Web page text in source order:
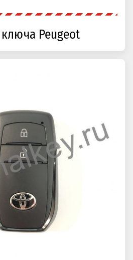
Peugeot